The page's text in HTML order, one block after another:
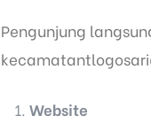
Pengunjung
Website